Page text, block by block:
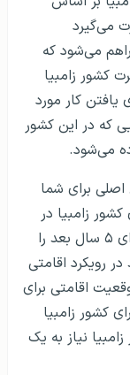
می‌گیرد
فرصتی فراهم می‌شود که
کشور زامبیا
یافتن کار مورد
که در این کشور
می‌شود.
برای شما
زامبیا در
بهترین شرایط برای شما موقعیت اقامتی برای ۵ سال بعد را
رویکرد اقامتی
اقامتی برای
کشور زامبیا
نیاز به یک